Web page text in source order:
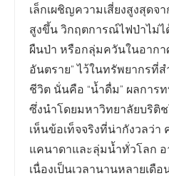
เล็กเผชิญความเสี่ยงสูงสุด
สูงขึ้น วิกฤตการณ์ไฟป่าไม่ไ
ผืนป่า หรือกลุ่มควันในอากา
อันตราย” ไว้ในทรัพยากรที่
ชีวิต นั่นคือ “น้ำดื่ม” ผลการ
ซึ่งนำโดยมหาวิทยาลัยบริติช
เห็นข้อเท็จจริงที่น่ากังวลว่
แคนาดาและลุ่มน้ำทั่วโลก อ
เนื่องเป็นเวลานานหลายเดื